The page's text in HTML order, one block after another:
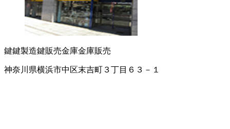
鍵鍵製造鍵販売金庫金庫販売
神奈川県横浜市中区末吉町３丁目６３－１